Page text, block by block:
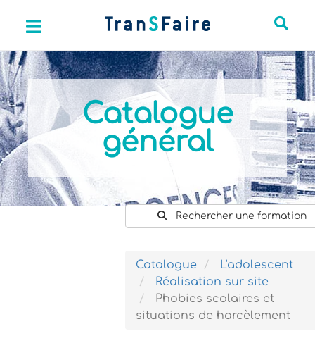
Catalogue
général
Rechercher une formation
Catalogue
L'adolescent
Réalisation sur site
Phobies scolaires et
situations de harcèlement